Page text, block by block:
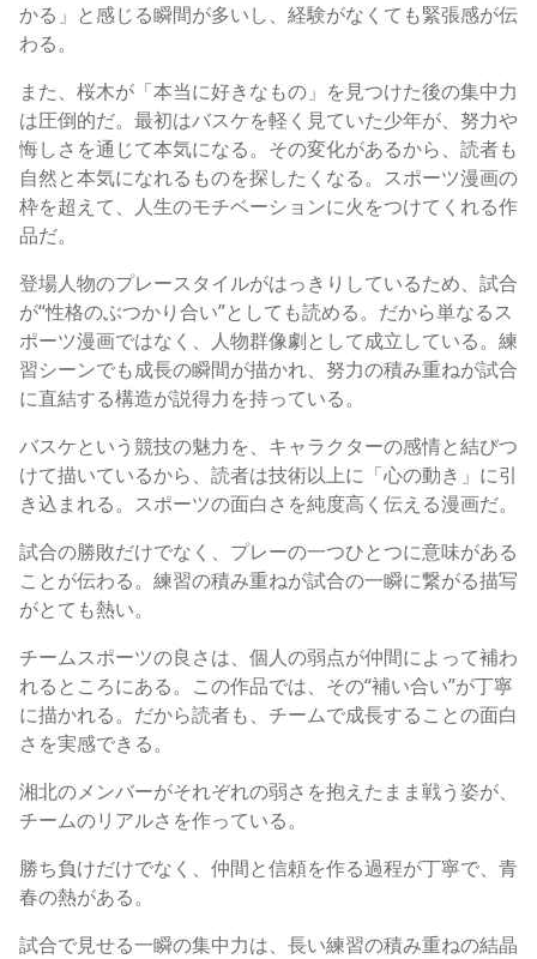
かる」と感じる瞬間が多いし、経験がなくても緊張感が伝
わる。
また、桜木が「本当に好きなもの」を見つけた後の集中力
は圧倒的だ。最初はバスケを軽く見ていた少年が、努力や
悔しさを通じて本気になる。その変化があるから、読者も
自然と本気になれるものを探したくなる。スポーツ漫画の
枠を超えて、人生のモチベーションに火をつけてくれる作
品だ。
登場人物のプレースタイルがはっきりしているため、試合
が“性格のぶつかり合い”としても読める。だから単なるス
ポーツ漫画ではなく、人物群像劇として成立している。練
習シーンでも成長の瞬間が描かれ、努力の積み重ねが試合
に直結する構造が説得力を持っている。
バスケという競技の魅力を、キャラクターの感情と結びつ
けて描いているから、読者は技術以上に「心の動き」に引
き込まれる。スポーツの面白さを純度高く伝える漫画だ。
試合の勝敗だけでなく、プレーの一つひとつに意味がある
ことが伝わる。練習の積み重ねが試合の一瞬に繋がる描写
がとても熱い。
チームスポーツの良さは、個人の弱点が仲間によって補わ
れるところにある。この作品では、その“補い合い”が丁寧
に描かれる。だから読者も、チームで成長することの面白
さを実感できる。
湘北のメンバーがそれぞれの弱さを抱えたまま戦う姿が、
チームのリアルさを作っている。
勝ち負けだけでなく、仲間と信頼を作る過程が丁寧で、青
春の熱がある。
試合で見せる一瞬の集中力は、長い練習の積み重ねの結晶